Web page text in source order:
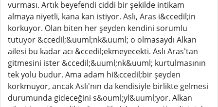
vurması. Artık beyefendi ciddi bir şekilde intikam
almaya niyetli, kana kan istiyor. Aslı, Aras i&ccedil;in
korkuyor. Olan biten her şeyden kendini sorumlu
tutuyor &ccedil;&uuml;nk&uuml; o olmasaydı Alkan
ailesi bu kadar acı &ccedil;ekmeyecekti. Aslı Aras'tan
gitmesini ister &ccedil;&uuml;nk&uuml; kurtulmasının
tek yolu budur. Ama adam hi&ccedil;bir şeyden
korkmuyor, ancak Aslı'nın da kendisiyle birlikte gelmesi
durumunda gideceğini s&ouml;yl&uuml;yor. Alkan